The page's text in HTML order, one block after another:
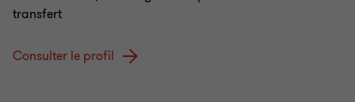
transfert
Consulter le profil